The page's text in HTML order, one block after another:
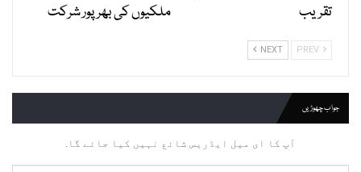
تقریب
ملکیوں کی بھرپور شرکت
NEXT
جواب چھوڑیں
آپ کا ای میل ایڈریس شائع نہیں کیا جائے گا.